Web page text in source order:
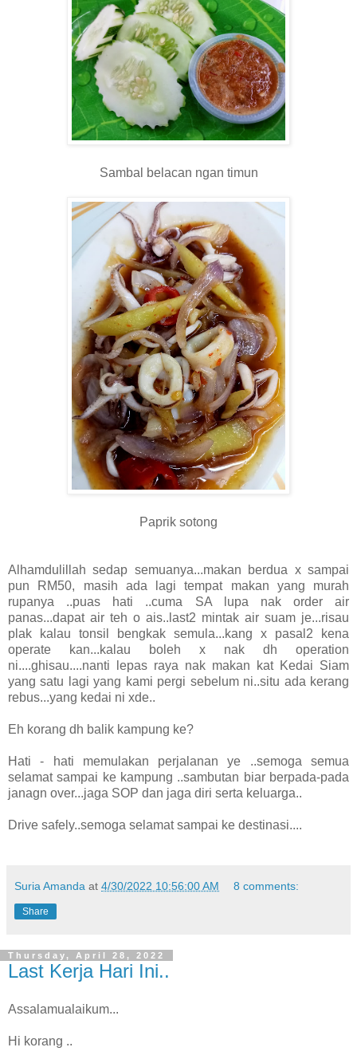
Sambal belacan ngan timun
Paprik sotong
Alhamdulillah sedap semuanya...makan berdua x sampai
pun RM50, masih ada lagi tempat makan yang murah
rupanya ..puas hati ..cuma SA lupa nak order air
panas...dapat air teh o ais..last2 mintak air suam je...risau
plak kalau tonsil bengkak semula...kang x pasal2 kena
operate kan...kalau boleh x nak dh operation
ni....ghisau....nanti lepas raya nak makan kat Kedai Siam
yang satu lagi yang kami pergi sebelum ni..situ ada kerang
rebus...yang kedai ni xde..
Eh korang dh balik kampung ke?
Hati - hati memulakan perjalanan ye ..semoga semua
selamat sampai ke kampung ..sambutan biar berpada-pada
janagn over...jaga SOP dan jaga diri serta keluarga..
Drive safely..semoga selamat sampai ke destinasi....
Suria Amanda at 4/30/2022 10:56:00 AM 8 comments:
Share
Thursday, April 28, 2022
Last Kerja Hari Ini..
Assalamualaikum...
Hi korang ..